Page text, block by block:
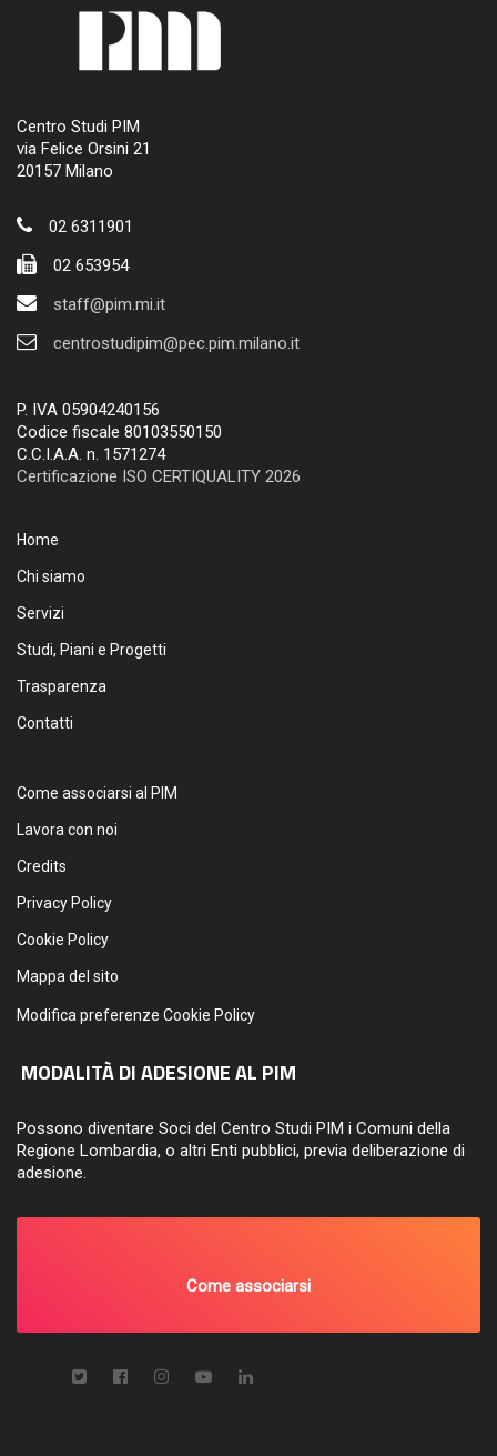
Centro Studi PIM
via Felice Orsini 21
20157 Milano
02 6311901
02 653954
staff@pim.mi.it
centrostudipim@pec.pim.milano.it
P. IVA 05904240156
Codice fiscale 80103550150
C.C.I.A.A. n. 1571274
Certificazione ISO CERTIQUALITY 2026
Home
Chi siamo
Servizi
Studi, Piani e Progetti
Trasparenza
Contatti
Come associarsi al PIM
Lavora con noi
Credits
Privacy Policy
Cookie Policy
Mappa del sito
Modifica preferenze Cookie Policy
MODALITÀ DI ADESIONE AL PIM
Possono diventare Soci del Centro Studi PIM i Comuni della
Regione Lombardia, o altri Enti pubblici, previa deliberazione di
adesione.
Come associarsi